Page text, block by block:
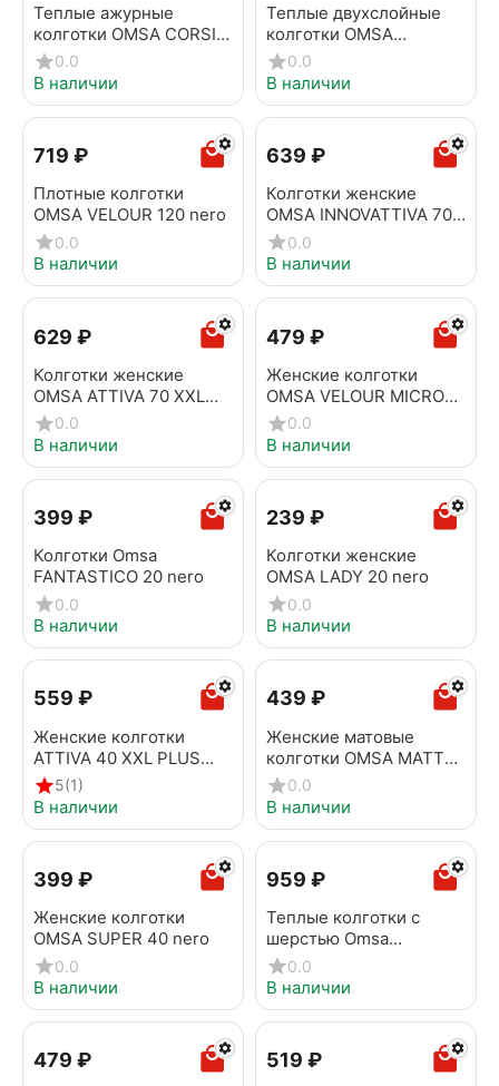
Теплые ажурные
колготки OMSA CORSIA
120 nero
0.0
В наличии
Теплые двухслойные
колготки OMSA
MICRO&COTTON 140
nero
0.0
В наличии
‍719‍ ₽
Плотные колготки
OMSA VELOUR 120 nero
0.0
В наличии
‍639‍ ₽
Колготки женские
OMSA INNOVATTIVA 70
(бесшовные) nero
0.0
В наличии
‍629‍ ₽
Колготки женские
OMSA ATTIVA 70 XXL
PLUS SIZE nero
0.0
В наличии
‍479‍ ₽
Женские колготки
OMSA VELOUR MICRO
100 nero
0.0
В наличии
‍399‍ ₽
Колготки Omsa
FANTASTICO 20 nero
0.0
В наличии
‍239‍ ₽
Колготки женские
OMSA LADY 20 nero
0.0
В наличии
‍559‍ ₽
Женские колготки
ATTIVA 40 XXL PLUS
SIZE nero
5(1)
В наличии
‍439‍ ₽
Женские матовые
колготки OMSA MATTE
20 den nero
0.0
В наличии
‍399‍ ₽
Женские колготки
OMSA SUPER 40 nero
0.0
В наличии
‍959‍ ₽
Теплые колготки с
шерстью Omsa
LASTICLANA nero
0.0
В наличии
‍479‍ ₽ ‍519‍ ₽